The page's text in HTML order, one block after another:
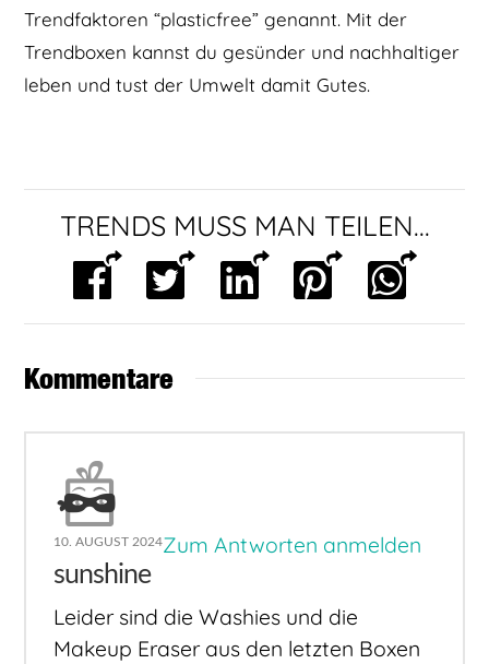
Trendfaktoren “plasticfree” genannt. Mit der
Trendboxen kannst du gesünder und nachhaltiger
leben und tust der Umwelt damit Gutes.
TRENDS MUSS MAN TEILEN...
Kommentare
10. AUGUST 2024Zum Antworten anmelden
sunshine
Leider sind die Washies und die
Makeup Eraser aus den letzten Boxen